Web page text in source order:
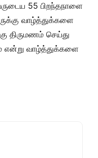
55 பிறந்தநாளை
வாழ்த்துக்களை
திருமணம் செய்து
என்று வாழ்த்துக்களை